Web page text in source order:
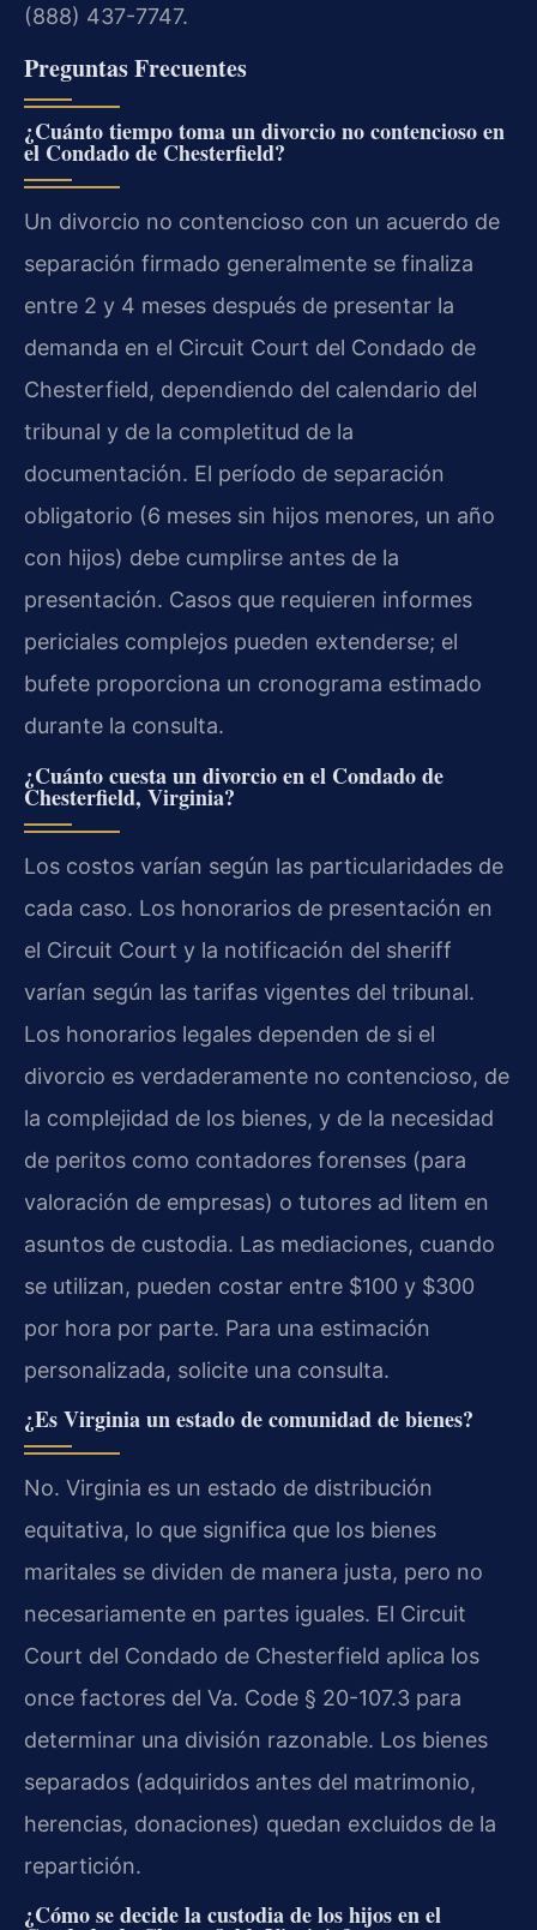
(888) 437-7747.
Preguntas Frecuentes
¿Cuánto tiempo toma un divorcio no contencioso en
el Condado de Chesterfield?
Un divorcio no contencioso con un acuerdo de
separación firmado generalmente se finaliza
entre 2 y 4 meses después de presentar la
demanda en el Circuit Court del Condado de
Chesterfield, dependiendo del calendario del
tribunal y de la completitud de la
documentación. El período de separación
obligatorio (6 meses sin hijos menores, un año
con hijos) debe cumplirse antes de la
presentación. Casos que requieren informes
periciales complejos pueden extenderse; el
bufete proporciona un cronograma estimado
durante la consulta.
¿Cuánto cuesta un divorcio en el Condado de
Chesterfield, Virginia?
Los costos varían según las particularidades de
cada caso. Los honorarios de presentación en
el Circuit Court y la notificación del sheriff
varían según las tarifas vigentes del tribunal.
Los honorarios legales dependen de si el
divorcio es verdaderamente no contencioso, de
la complejidad de los bienes, y de la necesidad
de peritos como contadores forenses (para
valoración de empresas) o tutores ad litem en
asuntos de custodia. Las mediaciones, cuando
se utilizan, pueden costar entre $100 y $300
por hora por parte. Para una estimación
personalizada, solicite una consulta.
¿Es Virginia un estado de comunidad de bienes?
No. Virginia es un estado de distribución
equitativa, lo que significa que los bienes
maritales se dividen de manera justa, pero no
necesariamente en partes iguales. El Circuit
Court del Condado de Chesterfield aplica los
once factores del Va. Code § 20-107.3 para
determinar una división razonable. Los bienes
separados (adquiridos antes del matrimonio,
herencias, donaciones) quedan excluidos de la
repartición.
¿Cómo se decide la custodia de los hijos en el